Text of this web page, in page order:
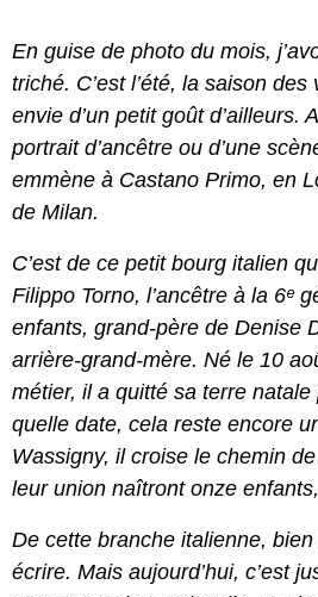
En guise de photo du mois,
triché. C’est l’été, la saison des
envie d’un petit goût d’ailleurs.
portrait d’ancêtre ou d’une
emmène à Castano Primo, en
de Milan.
C’est de ce petit bourg italien
Filippo Torno, l’ancêtre à la 6ᵉ
enfants, grand-père de Denise
arrière-grand-mère. Né le 10
métier, il a quitté sa terre
quelle date, cela reste encore
Wassigny, il croise le chemin
leur union naîtront onze
De cette branche italienne,
écrire. Mais aujourd’hui, c’est